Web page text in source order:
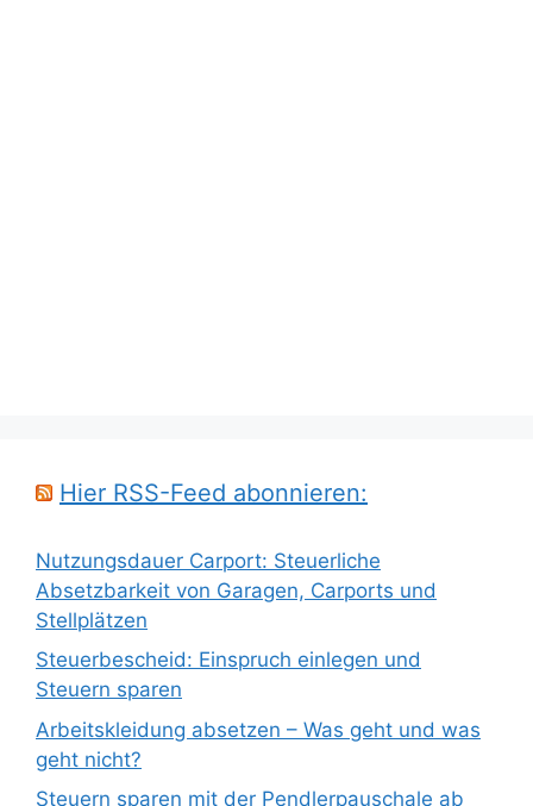
Hier RSS-Feed abonnieren:
Nutzungsdauer Carport: Steuerliche
Absetzbarkeit von Garagen, Carports und
Stellplätzen
Steuerbescheid: Einspruch einlegen und
Steuern sparen
Arbeitskleidung absetzen – Was geht und was
geht nicht?
Steuern sparen mit der Pendlerpauschale ab